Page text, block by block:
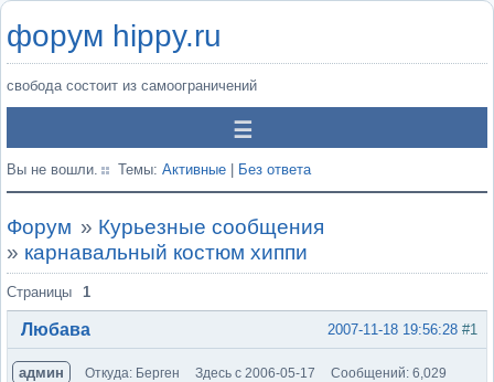
форум hippy.ru
свобода состоит из самоограничений
Вы не вошли. Темы: Активные Без ответа
Форум » Курьезные сообщения
» карнавальный костюм хиппи
Страницы 1
#1
2007-11-18 19:56:28
Любава
админ Откуда: Берген Здесь с 2006-05-17
Сообщений: 6,029